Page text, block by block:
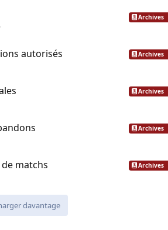
Archives
autorisés Archives
Archives
Archives
matchs Archives
davantage